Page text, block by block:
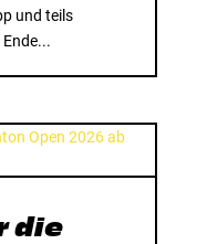
und teils
die